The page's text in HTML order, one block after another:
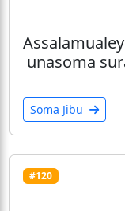
unasoma
Soma Jibu
#120